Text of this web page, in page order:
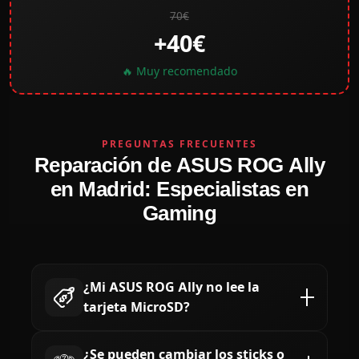
70€
+40€
🔥 Muy recomendado
PREGUNTAS FRECUENTES
Reparación de ASUS ROG Ally
en Madrid: Especialistas en
Gaming
¿Mi ASUS ROG Ally no lee la
tarjeta MicroSD?
lector al sistema de ventilación. En **Reparando
¿Se pueden cambiar los sticks o